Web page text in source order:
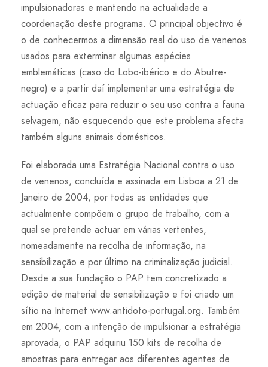
impulsionadoras e mantendo na actualidade a
coordenação deste programa. O principal objectivo é
o de conhecermos a dimensão real do uso de venenos
usados para exterminar algumas espécies
emblemáticas (caso do Lobo-ibérico e do Abutre-
negro) e a partir daí implementar uma estratégia de
actuação eficaz para reduzir o seu uso contra a fauna
selvagem, não esquecendo que este problema afecta
também alguns animais domésticos.
Foi elaborada uma Estratégia Nacional contra o uso
de venenos, concluída e assinada em Lisboa a 21 de
Janeiro de 2004, por todas as entidades que
actualmente compõem o grupo de trabalho, com a
qual se pretende actuar em várias vertentes,
nomeadamente na recolha de informação, na
sensibilização e por último na criminalização judicial.
Desde a sua fundação o PAP tem concretizado a
edição de material de sensibilização e foi criado um
sítio na Internet www.antidoto-portugal.org. Também
em 2004, com a intenção de impulsionar a estratégia
aprovada, o PAP adquiriu 150 kits de recolha de
amostras para entregar aos diferentes agentes de